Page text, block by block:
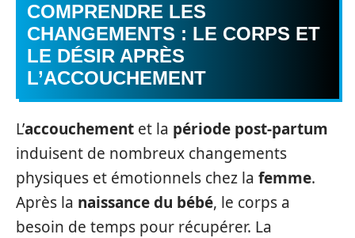
COMPRENDRE LES
CHANGEMENTS : LE CORPS ET
LE DÉSIR APRÈS
L’ACCOUCHEMENT
L’accouchement et la période post-partum
induisent de nombreux changements
physiques et émotionnels chez la femme.
Après la naissance du bébé, le corps a
besoin de temps pour récupérer. La